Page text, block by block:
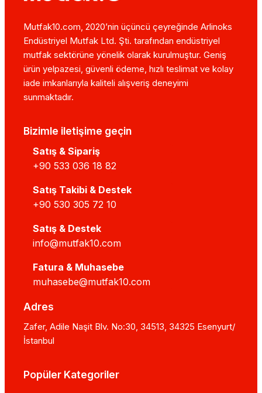
Mutfak10.com, 2020’nin üçüncü çeyreğinde Arlinoks
Endüstriyel Mutfak Ltd. Şti. tarafından endüstriyel
mutfak sektörüne yönelik olarak kurulmuştur. Geniş
ürün yelpazesi, güvenli ödeme, hızlı teslimat ve kolay
iade imkanlarıyla kaliteli alışveriş deneyimi
sunmaktadır.
Bizimle iletişime geçin
Satış & Sipariş
+90 533 036 18 82
Satış Takibi & Destek
+90 530 305 72 10
Satış & Destek
info@mutfak10.com
Fatura & Muhasebe
muhasebe@mutfak10.com
Adres
Zafer, Adile Naşit Blv. No:30, 34513, 34325 Esenyurt/
İstanbul
Popüler Kategoriler